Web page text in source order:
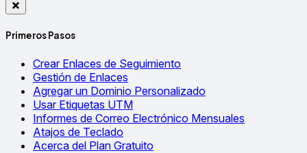
Primeros Pasos
Crear Enlaces de Seguimiento
Gestión de Enlaces
Agregar un Dominio Personalizado
Usar Etiquetas UTM
Informes de Correo Electrónico Mensuales
Atajos de Teclado
Acerca del Plan Gratuito